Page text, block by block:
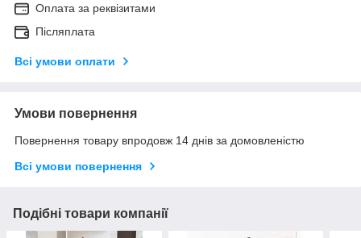
Оплата за реквізитами
Післяплата
Всі умови оплати
Умови повернення
Повернення товару впродовж 14 днів за домовленістю
Всі умови повернення
Подібні товари компанії